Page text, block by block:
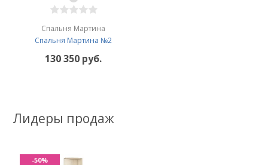
Спальня Мартина
Спальня Мартина №2
130 350 руб.
Лидеры продаж
-50%